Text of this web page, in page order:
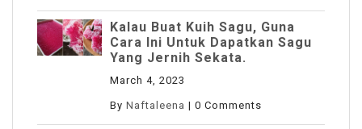
Kalau Buat Kuih Sagu, Guna
Cara Ini Untuk Dapatkan Sagu
Yang Jernih Sekata.
March 4, 2023
By Naftaleena | 0 Comments